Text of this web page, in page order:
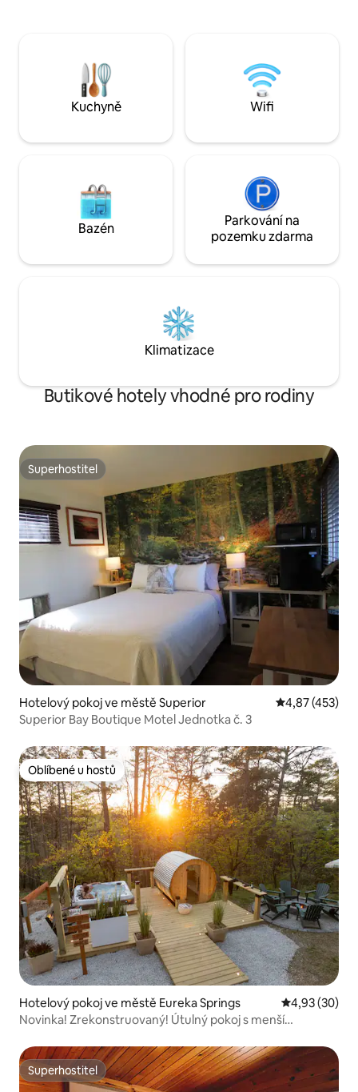
Máme bezplatné plážové vybavení,
bezplatnou WiFi a parkování za 10 USD +
daň/den pro malé nebo střední auto.
Hlavní host MUSÍ být starší 25 let, takže
luxusní základnu,
Eureka Springs! Přidej PARKOVÁNÍ MIMO
ULICI a jsi
Kuchyně Wifi
Bazén
Parkování na
pozemku zdarma
Klimatizace
Butikové hotely vhodné pro rodiny
Superhostitel
Superhostitel
Hotelový pokoj ve městě Superior Průměrné
4,87 (453)
Superior Bay Boutique Motel Jednotka č. 3
Oblíbené u hostů
Oblíbené u hostů
Hotelový pokoj ve městě Eureka Springs Průměrné
4,93 (30)
Novinka! Zrekonstruovaný! Útulný pokoj s menší
Superhostitel
Superhostitel